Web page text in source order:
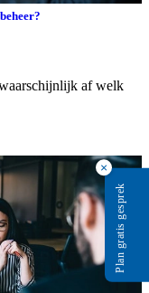
af welk
×
Plan gratis gesprek